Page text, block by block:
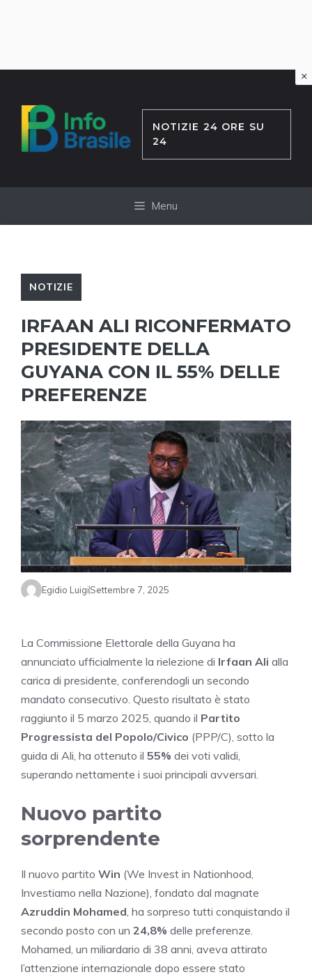
contenuto
NOTIZIE 24 ORE SU
24
Menu
NOTIZIE
IRFAAN ALI RICONFERMATO
PRESIDENTE DELLA
GUYANA CON IL 55% DELLE
PREFERENZE
Egidio LuigiSettembre 7, 2025
La Commissione Elettorale della Guyana ha
annunciato ufficialmente la rielezione di Irfaan Ali alla
carica di presidente, conferendogli un secondo
mandato consecutivo. Questo risultato è stato
raggiunto il 5 marzo 2025, quando il Partito
Progressista del Popolo/Civico (PPP/C), sotto la
guida di Ali, ha ottenuto il 55% dei voti validi,
superando nettamente i suoi principali avversari.
Nuovo partito
sorprendente
Il nuovo partito Win (We Invest in Nationhood,
Investiamo nella Nazione), fondato dal magnate
Azruddin Mohamed, ha sorpreso tutti conquistando il
secondo posto con un 24,8% delle preferenze.
Mohamed, un miliardario di 38 anni, aveva attirato
l’attenzione internazionale dopo essere stato
×